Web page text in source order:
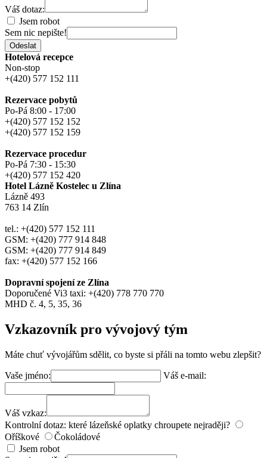
Váš dotaz:
Jsem robot
Sem nic nepište!
Odeslat
Hotelová recepce
Non-stop
+(420) 577 152 111
Rezervace pobytů
Po-Pá 8:00 - 17:00
+(420) 577 152 152
+(420) 577 152 159
Rezervace procedur
Po-Pá 7:30 - 15:30
+(420) 577 152 420
Hotel Lázně Kostelec u Zlína
Lázně 493
763 14 Zlín
tel.: +(420) 577 152 111
GSM: +(420) 777 914 848
GSM: +(420) 777 914 849
fax: +(420) 577 152 166
Dopravní spojení ze Zlína
Doporučené Vi3 taxi: +(420) 778 770 770
MHD č. 4, 5, 35, 36
Vzkazovník pro vývojový tým
Máte chuť vývojářům sdělit, co byste si přáli na tomto webu zlepšit?
Vaše jméno: Váš e-mail:
Váš vzkaz:
Kontrolní dotaz: které lázeňské oplatky chroupete nejraději?
Oříškové
Čokoládové
Jsem robot